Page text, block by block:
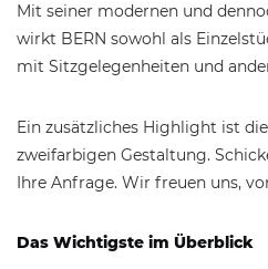
Mit seiner modernen und
wirkt BERN sowohl als
mit Sitzgelegenheiten und
Ein zusätzliches Highlight ist
zweifarbigen Gestaltung.
Ihre Anfrage. Wir freuen uns,
Das Wichtigste im Überblick